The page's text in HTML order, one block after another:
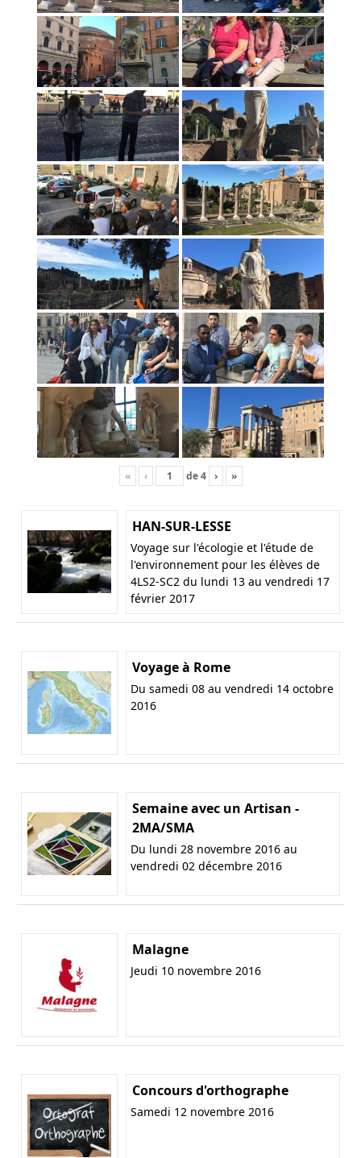
« ‹ de4 › »
HAN-SUR-LESSE
Voyage sur l'écologie et l'étude de
l'environnement pour les élèves de
4LS2-SC2 du lundi 13 au vendredi 17
février 2017
Voyage à Rome
Du samedi 08 au vendredi 14 octobre
2016
Semaine avec un Artisan -
2MA/SMA
Du lundi 28 novembre 2016 au
vendredi 02 décembre 2016
Malagne
Jeudi 10 novembre 2016
Concours d'orthographe
Samedi 12 novembre 2016